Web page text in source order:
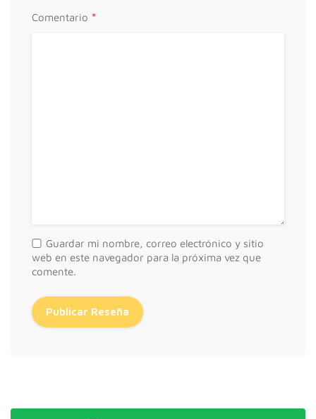
Comentario *
Guardar mi nombre, correo electrónico y sitio
web en este navegador para la próxima vez que
comente.